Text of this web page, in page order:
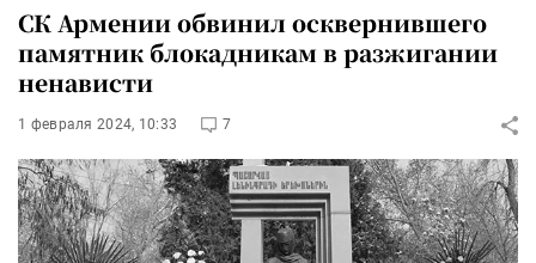
СК Армении обвинил осквернившего
памятник блокадникам в разжигании
ненависти
1 февраля 2024, 10:33 7